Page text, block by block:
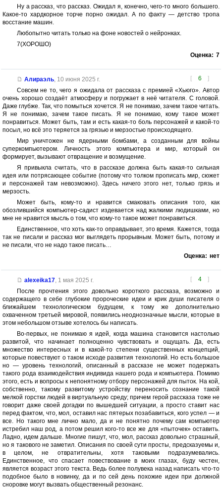
Ну а рассказ, что рассказ. Ожидал я, конечно, чего-то много большего.
Какое-то хардкорное торче порно ожидал. А по факту — детство тропа
восстание машин.
Любопытно читать только на фоне новостей о нейронках.
7(ХОРОШО)
Оценка: 7
[ 6 ]
Алираэль, 10 июня 2025 г.
Совсем не то, чего я ожидала от рассказа с премией «Хьюго». Автор
очень хорошо создаёт атмосферу и погружает в неё читателя. С головой.
Даже глубже. Так, что помыться хочется. Я не понимаю, зачем такое читать.
Я не понимаю, зачем такое писать. Я не понимаю, кому такое может
понравиться. Может быть, там и есть какая-то боль персонажей и какой-то
посыл, но всё это теряется за грязью и мерзостью происходящего.
Мир уничтожен не ядерными бомбами, а созданным для войны
суперкомпьютером. Личность этого компьютера и мир, который он
формирует, вызывают отвращение и возмущение.
Я привыкла считать, что в рассказе должна быть какая-то сильная
идея или потрясающее событие (потому что толком прописать мир, сюжет
и персонажей там невозможно). Здесь ничего этого нет, только грязь и
мерзость.
Может быть, кому-то и нравится смаковать описания того, как
обозлившийся компьютер-садист издевается над жалкими людишками, но
мне не нравится мысль о том, что кому-то такое может понравиться.
Единственное, что хоть как-то оправдывает, это время. Кажется, тогда
так не писали и рассказ мог выглядеть прорывным. Может быть, потому и
не писали, что не надо такое писать…
Оценка: нет
[ 4 ]
alexeika17, 1 мая 2025 г.
После прочтения этого довольно короткого рассказа, возможно и
содержащего в себе глубокие пророческие идеи и крик души писателя о
ближайшем технологическом будущем, к тому же дополнительно
охваченном третьей мировой, появились неоднозначные мысли, которые в
этом небольшом отзыве хотелось бы написать.
Во-первых, не понимаю я идей, когда машина становится настолько
развитой, что начинает полноценно чувствовать и ощущать. Да, есть
множество интересных и в какой-то степени существенных концепций,
которые повествуют о таком исходе развития технологий. Но есть большое
но — уровень технологий, описанный в рассказе не может подержать
такого рода взаимодействия индивида нашего рода и компьютера. Помимо
этого, есть и вопросы к непонятному отбору персонажей для пыток. На кой,
собственно, такому развитому устройству переносить сознание такой
мелкой горстки людей в виртуальную среду; причем герой рассказа тоже не
говорит даже своей догадки по вышедшей ситуации, а просто ставит нас
перед фактом, что, мол, оставил нас пятерых позабавиться, кого успел — и
все. Но такого мне лично мало, да и не понятно почему сам компьютер
истребил наш род, а потом решил кого-то все же для «пыточек» оставить.
Ладно, идем дальше. Многие пишут, что, мол, рассказ довольно страшный,
но я такового не заметил. Описания по своей сути просты, предсказуемы и,
в целом, не отвратительны, хотя таковыми подразумевались.
Единственное, что спасает повествование в моих глазах, буду честен,
является возраст этого текста. Ведь более полувека назад написать что-то
подобное было в новинку, да и по сей день похожие идеи при должной
сноровке могут вызвать общественный резонанс.